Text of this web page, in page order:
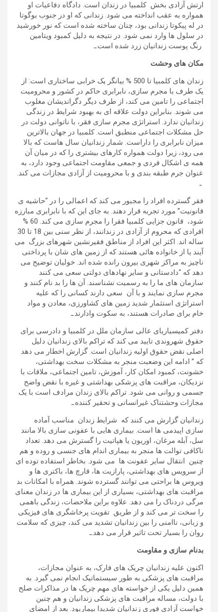
ارتش آزادی بخش کلمبیا در زندان است. دادگاه دفاعیات او
همواره به عقب انداخته می شود. زندانی که او در جنوب بوگوتا
در له پیکوتا زندانی بود، چنان ساخته شده است که نور خورشید
در سلول ها وارد نمی شود. در نتیجه به دلیل کمبود ویتامین
رنگ پوست زندانیان زرد شده است.ـ
مکان های وحشت
زندان های کلمبیا تا 500 % بیانگر یک خرابی ساختاری است: از
یک طرف با مجرم سازی، نابرابری حاکم در کشور و محرومیت
اجتماعی را تامین می کند، از طرف دیگر دگراندیشان مغلوب
می شوند. بنابراین دولت علاقه ای به بهبود شرایط در زندگی
زندانیان ندارد. استراتژی مجرم سازی فقر، با ناتوانی دولت در
حل مشکلات اجتماعی منطبق است. کلمبیا در جهان بالاترین
میزان نابرابری را داراست. شمار زندانیان سال هاست که بالا
می رود، زیرا دولت همواره کارهای بیشتری را که در میان آن
همه ی اشکال فردی و جمعی مقاومت اجتماعی وجود دارد، به
عنوان جرم طبقه بندی و با محرومیت از آزادی مجازات می کند.
ـ
فقر گسترده افراد را مجبور می کند که اعمالی را در “حاشیه ی
قانونیت” مورد تجربه قرار دهند. به جای این که با نابرابری مبارزه
شود، قانون جزایی کلمبیا فقرا را مجرم سازی می کند. 60 %
افرادی که محروم از آزادی در زندانند، از نظر سنی بین 18 تا 30
ساله اند. اکثر این افراد از مناطق فقیرنشین شهرهای بزرگ می
آیند یا از خانواده هائی هستند که از زمین های شان با پرداختی
ناچیز به مراکز شهری بیرون رانده شده اند. خولیان توضیح می
دهد که “دادستانی و سایر نهادهای دولتی سعی می کنند
سازمان های ما را به رسمیت نشناسند. آن ها را بد نام کنند و
مجرم سازی نمایند و با آن سعی دارند کسانی را که علیه
استراتژی استثمار شدید زمین های کشاورزی، معادن و مواد
خام برای صادرات هستند، به سکوت وادارند.ـ
دفتر کمیسیاریای عالی سازمان ملل در کلمبیا و دادرسی برای
حقوق شهروندی تایید می کند که تراکم بالای زندانیان دلیل
اصلی نقض حقوق اولیه زندانیان است. گزارش اخطار می دهد
که ” ادامه این وضعبت منجر به مشکلات سخت بهداشتی،
خشونت، کمبود امکان کار، آموزش، تامین اجتماعی، ملاقات با
نزدیکان، مراقبت های پزشکی بهداشتی و غیره با نقض واضح
جسمی و روانی می شود. تراکم بالای زندان مرادف است با یک
مجازات وحشتناک غیرانسانی و تحقیر کننده.ـ
زندانیان گزارش می کنند که شرایط زندان مناسب آماده
سازی اپیدمی ها است. بیماری هایی با عفونی سازی بالا مانند
سل، آبله مرغان، اوریون یا هپاتیت را گسترش می دهد. تعداد
ناکافی توالت ها منجر به بیماری اندام های جنسی و روده و هم
چنین انتقال سایر عفونت ها می شود. بخاطر استفاده توده ای
از سرویس های بهداشتی، پارازیت ها، قارچ ها، باکتری ها و
ویروس ها براحتی می توانند گسترده شوند. همراه با امکانات بد
مراقبت های بهداشتی، بسیاری از این بیماری ها در زندان معنای
مرگی دردناک را می دهد. علاوه براین ملاحضات، زندگی باهمی
را سخت تر می کند و از طریق تقویت پرخاشگری های فیزیکی
و زبانی، ناامنی را بین زندانیان تشدید می کند، چیزی که سلامت
روان را بسیار تحت تاثیر قرار می دهد.ـ
بدنام سازی و مقاومت
اکنون علیه زندانیان چریک های فارک، به عنوان مجازات،
مراقبت های پزشکی به طور سیستماتیک انجام نمی گیرد. به
همین دلیل یکی از خواسته های مهم چریک ها در مذاکرات صلح
با دولت، مساله مراقبت های پزشکی زندانیان و هم چنین
خواست آزادی فوری زندانیان شدیدا بیماربود. بعد از امضای